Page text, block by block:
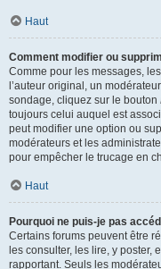
Haut
Comment modifier ou
Comme pour les messages,
l’auteur original, un
sondage, cliquez sur le bouton
toujours celui auquel est
peut modifier une option ou
modérateurs et les
pour empêcher le trucage en
Haut
Pourquoi ne puis-je pas
Certains forums peuvent être
les consulter, les lire, y poster,
rapportant. Seuls les